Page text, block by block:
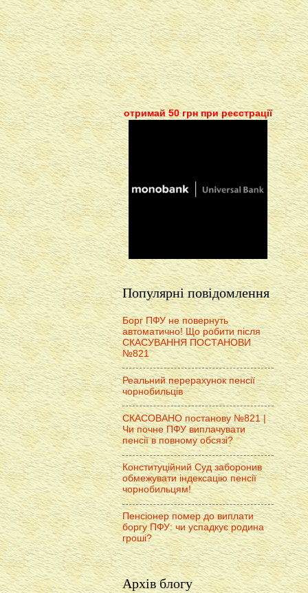
отримай 50 грн при реєстрації
Популярні повідомлення
Борг ПФУ не повернуть
автоматично! Що робити після
СКАСУВАННЯ ПОСТАНОВИ
№821
Реальний перерахунок пенсії
чорнобильців
СКАСОВАНО постанову №821 |
Чи почне ПФУ виплачувати
пенсії в повному обсязі?
Конституційний Суд заборонив
обмежувати індексацію пенсії
чорнобильцям!
Пенсіонер помер до виплати
боргу ПФУ: чи успадкує родина
гроші?
Архів блогу